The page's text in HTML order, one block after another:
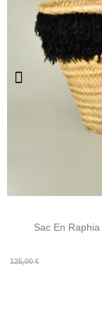
Sac En
125,00 €
Prix
Prix